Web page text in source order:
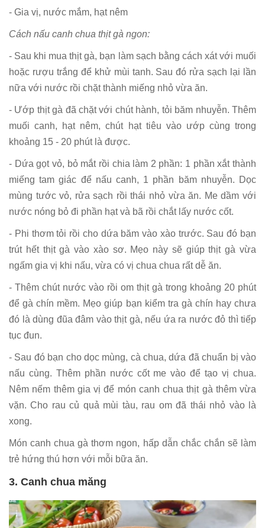
- Gia vị, nước mắm, hạt nêm
Cách nấu canh chua thịt gà ngon:
- Sau khi mua thịt gà, bạn làm sạch bằng cách xát với muối
hoặc rượu trắng để khử mùi tanh. Sau đó rửa sạch lại lần
nữa với nước rồi chặt thành miếng nhỏ vừa ăn.
- Ướp thịt gà đã chặt với chút hành, tỏi băm nhuyễn. Thêm
muối canh, hạt nêm, chút hạt tiêu vào ướp cùng trong
khoảng 15 - 20 phút là được.
- Dứa gọt vỏ, bỏ mắt rồi chia làm 2 phần: 1 phần xắt thành
miếng tam giác để nấu canh, 1 phần băm nhuyễn. Dọc
mùng tước vỏ, rửa sạch rồi thái nhỏ vừa ăn. Me dầm với
nước nóng bỏ đi phần hạt và bã rồi chắt lấy nước cốt.
- Phi thơm tỏi rồi cho dứa băm vào xào trước. Sau đó bạn
trút hết thịt gà vào xào sơ. Mẹo này sẽ giúp thịt gà vừa
ngấm gia vị khi nấu, vừa có vị chua chua rất dễ ăn.
- Thêm chút nước vào rồi om thịt gà trong khoảng 20 phút
để gà chín mềm. Mẹo giúp bạn kiểm tra gà chín hay chưa
đó là dùng đũa đâm vào thịt gà, nếu ứa ra nước đỏ thì tiếp
tục đun.
- Sau đó bạn cho dọc mùng, cà chua, dứa đã chuẩn bị vào
nấu cùng. Thêm phần nước cốt me vào để tạo vị chua.
Nêm nếm thêm gia vị để món canh chua thịt gà thêm vừa
vặn. Cho rau củ quả mùi tàu, rau om đã thái nhỏ vào là
xong.
Món canh chua gà thơm ngon, hấp dẫn chắc chắn sẽ làm
trẻ hứng thú hơn với mỗi bữa ăn.
3. Canh chua măng